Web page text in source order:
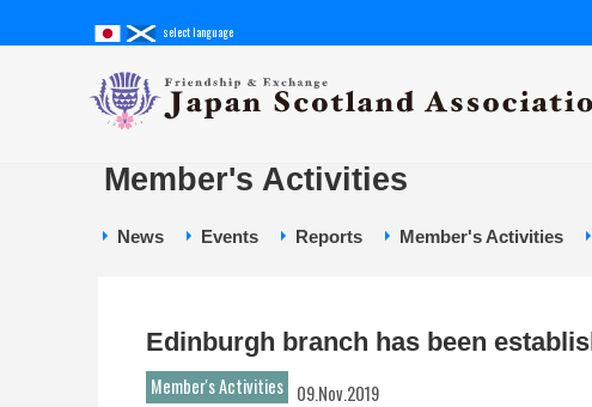
select language
Member's Activities
News Events Reports Member's Activities
Edinburgh branch has been
Member's Activities 09.Nov.2019